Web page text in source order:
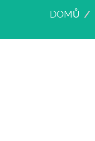
DOMŮ